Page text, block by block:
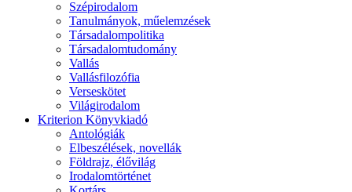
Szépirodalom
Tanulmányok, műelemzések
Társadalompolitika
Társadalomtudomány
Vallás
Vallásfilozófia
Verseskötet
Világirodalom
Kriterion Könyvkiadó
Antológiák
Elbeszélések, novellák
Földrajz, élővilág
Irodalomtörténet